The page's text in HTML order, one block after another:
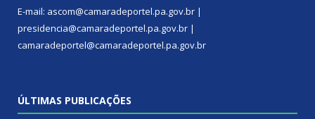
E-mail: ascom@camaradeportel.pa.gov.br |
presidencia@camaradeportel.pa.gov.br |
camaradeportel@camaradeportel.pa.gov.br
ÚLTIMAS PUBLICAÇÕES